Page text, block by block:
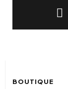
BOUTIQUE